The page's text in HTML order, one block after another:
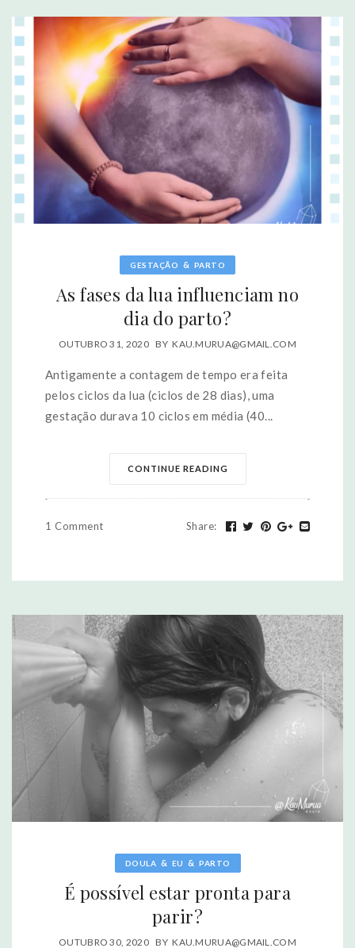
GESTAÇÃO & PARTO
As fases da lua influenciam no
dia do parto?
OUTUBRO 31, 2020 BY KAU.MURUA@GMAIL.COM
Antigamente a contagem de tempo era feita
pelos ciclos da lua (ciclos de 28 dias), uma
gestação durava 10 ciclos em média (40...
CONTINUE READING
1 Comment Share:
DOULA & EU & PARTO
É possível estar pronta para
parir?
OUTUBRO 30, 2020 BY KAU.MURUA@GMAIL.COM